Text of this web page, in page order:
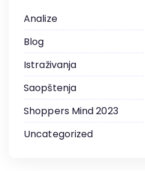
Analize
Blog
Istraživanja
Saopštenja
Shoppers Mind 2023
Uncategorized